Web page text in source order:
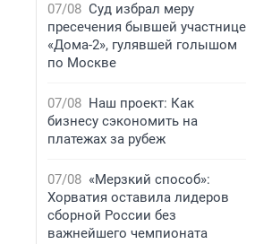
07/08 Суд избрал меру
пресечения бывшей участнице
«Дома-2», гулявшей голышом
по Москве
07/08 Наш проект: Как
бизнесу сэкономить на
платежах за рубеж
07/08 «Мерзкий способ»:
Хорватия оставила лидеров
сборной России без
важнейшего чемпионата